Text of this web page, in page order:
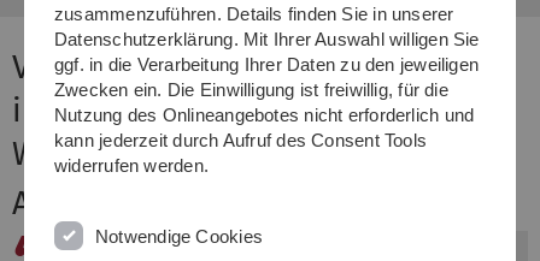
Vorlesung Grundlagen
interaktiver Systeme,
Wintersemester 2020/21
Aktuelles
zusammenzuführen. Details finden Sie in unserer
Datenschutzerklärung. Mit Ihrer Auswahl willigen Sie
ggf. in die Verarbeitung Ihrer Daten zu den jeweiligen
Zwecken ein. Die Einwilligung ist freiwillig, für die
Nutzung des Onlineangebotes nicht erforderlich und
kann jederzeit durch Aufruf des Consent Tools
widerrufen werden.
Notwendige Cookies